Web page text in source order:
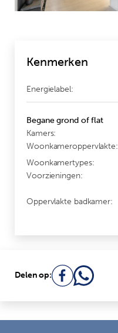
Kenmerken
Energielabel:
Begane grond of flat
Kamers:
Woonkameroppervlakte:
Woonkamertypes:
Voorzieningen:
Oppervlakte badkamer:
Delen op: